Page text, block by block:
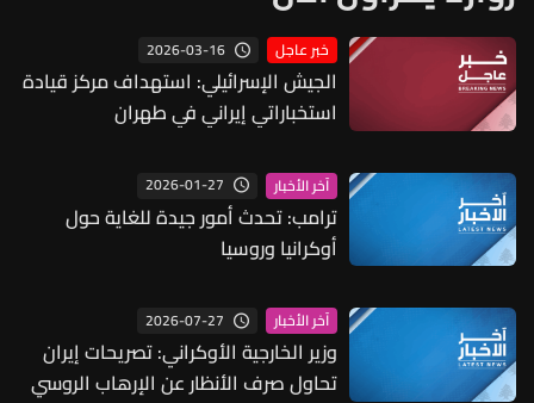
خبر عاجل 2026-03-16
الجيش الإسرائيلي: استهداف مركز قيادة
استخباراتي إيراني في طهران
آخر الأخبار 2026-01-27
ترامب: تحدث أمور جيدة للغاية حول
أوكرانيا وروسيا
آخر الأخبار 2026-07-27
وزير الخارجية الأوكراني: تصريحات إيران
تحاول صرف الأنظار عن الإرهاب الروسي